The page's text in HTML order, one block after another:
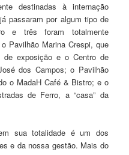
destinadas à internação
passaram por algum tipo de
e três foram totalmente
Pavilhão Marina Crespi, que
exposição e o Centro de
dos Campos; o Pavilhão
o MadaH Café & Bistro; e o
de Ferro, a “casa” da
sua totalidade é um dos
e da nossa gestão. Mais do